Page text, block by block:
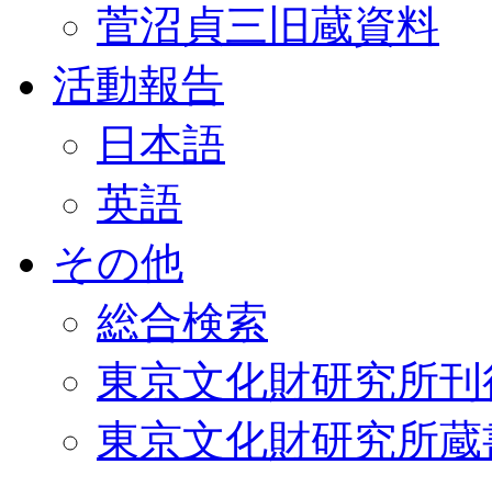
菅沼貞三旧蔵資料
活動報告
日本語
英語
その他
総合検索
東京文化財研究所
東京文化財研究所